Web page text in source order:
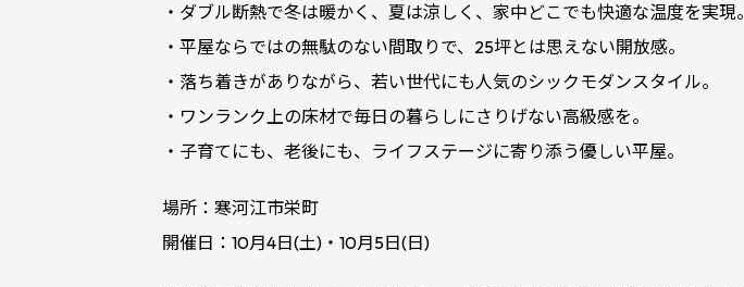
・ダブル断熱で冬は暖かく、夏は涼しく、家中どこでも快適な温度を実現。
・平屋ならではの無駄のない間取りで、25坪とは思えない開放感。
・落ち着きがありながら、若い世代にも人気のシックモダンスタイル。
・ワンランク上の床材で毎日の暮らしにさりげない高級感を。
・子育てにも、老後にも、ライフステージに寄り添う優しい平屋。
場所：寒河江市栄町
開催日：10月4日(土)・10月5日(日)